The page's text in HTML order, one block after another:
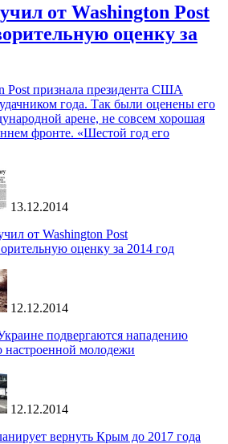
от Washington Post
оценку за
Post признала президента США
года. Так были оценены его
арене, не совсем хорошая
фронте. «Шестой год его
13.12.2014
от Washington Post
оценку за 2014 год
12.12.2014
подвергаются нападению
настроенной молодежи
12.12.2014
вернуть Крым до 2017 года